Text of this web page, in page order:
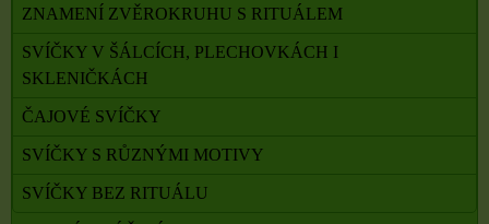
ZNAMENÍ ZVĚROKRUHU S RITUÁLEM
SVÍČKY V ŠÁLCÍCH, PLECHOVKÁCH I
SKLENIČKÁCH
ČAJOVÉ SVÍČKY
SVÍČKY S RŮZNÝMI MOTIVY
SVÍČKY BEZ RITUÁLU